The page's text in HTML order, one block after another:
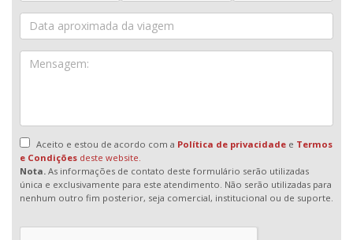
Aceito e estou de acordo com a Política de privacidadee Termos
e Condições deste website.
Nota. As informações de contato deste formulário serão utilizadas
única e exclusivamente para este atendimento. Não serão utilizadas para
nenhum outro fim posterior, seja comercial, institucional ou de suporte.